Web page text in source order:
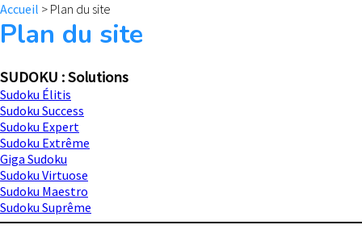
Accueil > Plan du site
Plan du site
SUDOKU : Solutions
Sudoku Élitis
Sudoku Success
Sudoku Expert
Sudoku Extrême
Giga Sudoku
Sudoku Virtuose
Sudoku Maestro
Sudoku Suprême